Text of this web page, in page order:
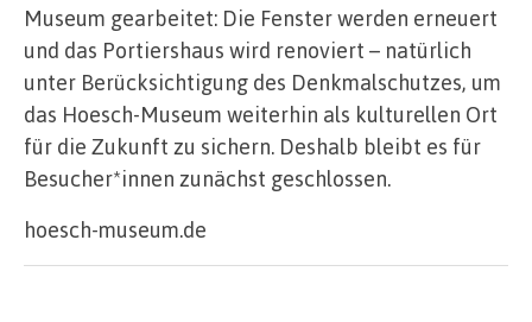
Museum gearbeitet: Die Fenster werden erneuert
und das Portiershaus wird renoviert – natürlich
unter Berücksichtigung des Denkmalschutzes, um
das Hoesch-Museum weiterhin als kulturellen Ort
für die Zukunft zu sichern. Deshalb bleibt es für
Besucher*innen zunächst geschlossen.
hoesch-museum.de